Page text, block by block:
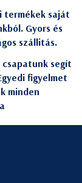
termékek saját
Gyors és
szállitás.
segít
figyelmet
minden